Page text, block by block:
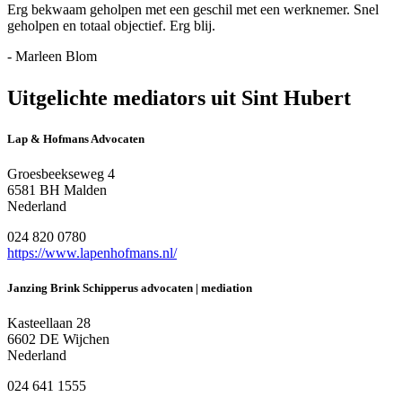
Erg bekwaam geholpen met een geschil met een werknemer. Snel
geholpen en totaal objectief. Erg blij.
- Marleen Blom
Uitgelichte mediators uit Sint Hubert
Lap & Hofmans Advocaten
Groesbeekseweg 4
6581 BH Malden
Nederland
024 820 0780
https://www.lapenhofmans.nl/
Janzing Brink Schipperus advocaten | mediation
Kasteellaan 28
6602 DE Wijchen
Nederland
024 641 1555